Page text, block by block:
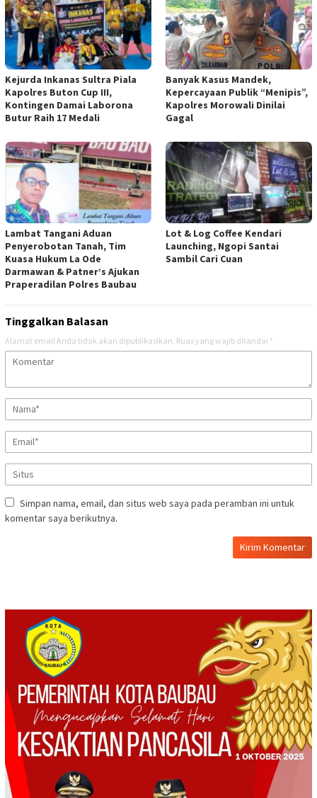
Kejurda Inkanas Sultra Piala
Kapolres Buton Cup III,
Kontingen Damai Laborona
Butur Raih 17 Medali
Banyak Kasus Mandek,
Kepercayaan Publik “Menipis”,
Kapolres Morowali Dinilai
Gagal
Lambat Tangani Aduan
Penyerobotan Tanah, Tim
Kuasa Hukum La Ode
Darmawan & Patner’s Ajukan
Praperadilan Polres Baubau
Lot & Log Coffee Kendari
Launching, Ngopi Santai
Sambil Cari Cuan
Tinggalkan Balasan
Alamat email Anda tidak akan dipublikasikan. Ruas yang wajib ditandai *
Simpan nama, email, dan situs web saya pada peramban ini untuk
komentar saya berikutnya.